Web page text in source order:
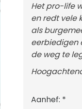
Het pro-life
en redt vele
als
eerbiedigen
de weg te
Aanhef: *